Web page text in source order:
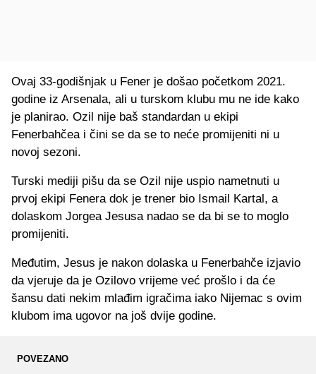
Ovaj 33-godišnjak u Fener je došao početkom 2021.
godine iz Arsenala, ali u turskom klubu mu ne ide kako
je planirao. Ozil nije baš standardan u ekipi
Fenerbahčea i čini se da se to neće promijeniti ni u
novoj sezoni.
Turski mediji pišu da se Ozil nije uspio nametnuti u
prvoj ekipi Fenera dok je trener bio Ismail Kartal, a
dolaskom Jorgea Jesusa nadao se da bi se to moglo
promijeniti.
Međutim, Jesus je nakon dolaska u Fenerbahče izjavio
da vjeruje da je Ozilovo vrijeme već prošlo i da će
šansu dati nekim mlađim igračima iako Nijemac s ovim
klubom ima ugovor na još dvije godine.
POVEZANO